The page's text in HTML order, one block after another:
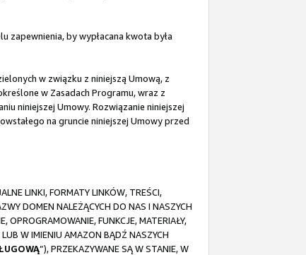
zapewnienia, by wypłacana kwota była
w związku z niniejszą Umową, z
w Zasadach Programu, wraz z
niniejszej Umowy. Rozwiązanie niniejszej
na gruncie niniejszej Umowy przed
LINKI, FORMATY LINKÓW, TREŚCI,
DOMEN NALEŻĄCYCH DO NAS I NASZYCH
FUNKCJE, MATERIAŁY,
W IMIENIU AMAZON BĄDŹ NASZYCH
”), PRZEKAZYWANE SĄ W STANIE, W